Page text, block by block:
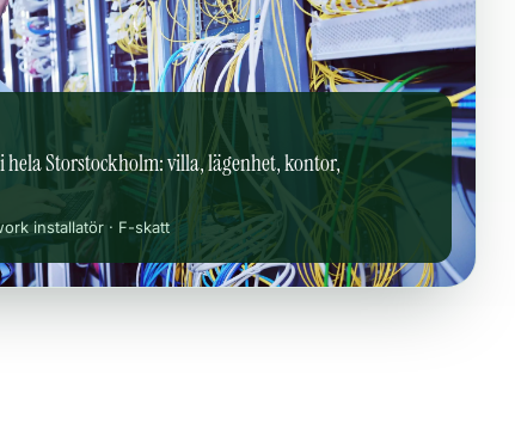
Storstockholm: villa, lägenhet, kontor,
installatör · F-skatt